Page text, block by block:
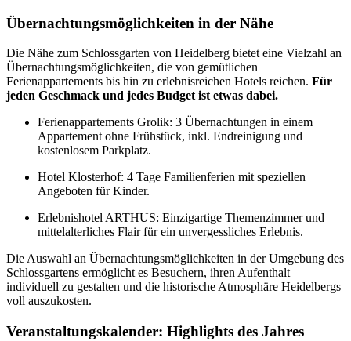
Übernachtungsmöglichkeiten in der Nähe
Die Nähe zum Schlossgarten von Heidelberg bietet eine Vielzahl an
Übernachtungsmöglichkeiten, die von gemütlichen
Ferienappartements bis hin zu erlebnisreichen Hotels reichen. Für
jeden Geschmack und jedes Budget ist etwas dabei.
Ferienappartements Grolik: 3 Übernachtungen in einem
Appartement ohne Frühstück, inkl. Endreinigung und
kostenlosem Parkplatz.
Hotel Klosterhof: 4 Tage Familienferien mit speziellen
Angeboten für Kinder.
Erlebnishotel ARTHUS: Einzigartige Themenzimmer und
mittelalterliches Flair für ein unvergessliches Erlebnis.
Die Auswahl an Übernachtungsmöglichkeiten in der Umgebung des
Schlossgartens ermöglicht es Besuchern, ihren Aufenthalt
individuell zu gestalten und die historische Atmosphäre Heidelbergs
voll auszukosten.
Veranstaltungskalender: Highlights des Jahres